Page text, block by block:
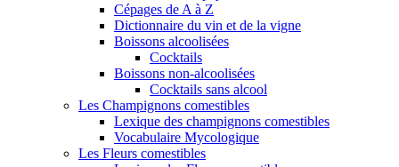
Cépages de A à Z
Dictionnaire du vin et de la vigne
Boissons alcoolisées
Cocktails
Boissons non-alcoolisées
Cocktails sans alcool
Les Champignons comestibles
Lexique des champignons comestibles
Vocabulaire Mycologique
Les Fleurs comestibles